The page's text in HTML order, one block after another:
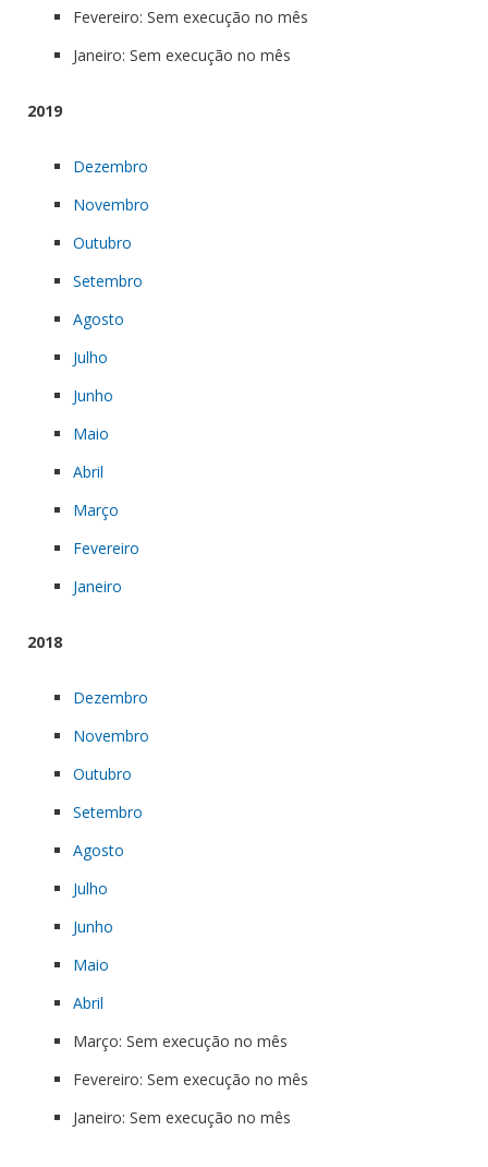
Fevereiro: Sem execução no mês
Janeiro: Sem execução no mês
2019
Dezembro
Novembro
Outubro
Setembro
Agosto
Julho
Junho
Maio
Abril
Março
Fevereiro
Janeiro
2018
Dezembro
Novembro
Outubro
Setembro
Agosto
Julho
Junho
Maio
Abril
Março: Sem execução no mês
Fevereiro: Sem execução no mês
Janeiro: Sem execução no mês